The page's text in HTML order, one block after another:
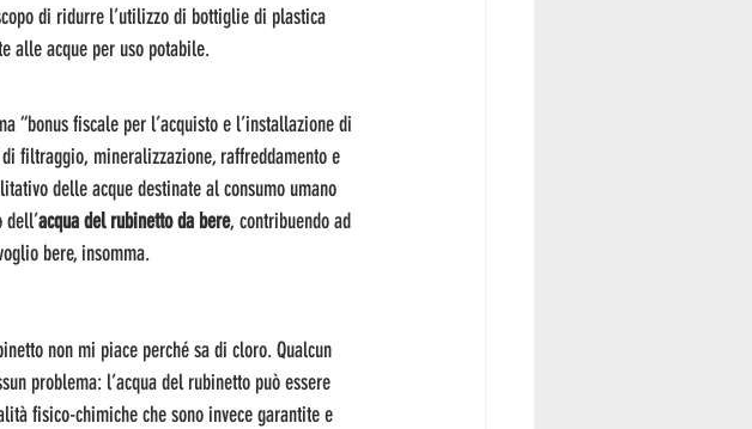
di ridurre l’utilizzo di bottiglie di plastica
alle acque per uso potabile.
“bonus fiscale per l’acquisto e l’installazione di
filtraggio, mineralizzazione, raffreddamento e
delle acque destinate al consumo umano
acqua del rubinetto da bere, contribuendo ad
bere, insomma.
non mi piace perché sa di cloro. Qualcun
problema: l’acqua del rubinetto può essere
fisico-chimiche che sono invece garantite e